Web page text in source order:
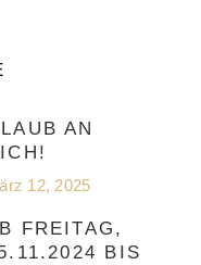
AN
12, 2025
FREITAG,
BIS